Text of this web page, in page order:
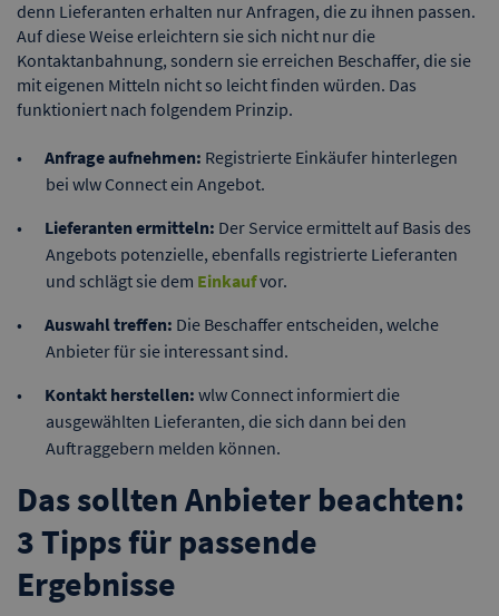
denn Lieferanten erhalten nur Anfragen, die zu ihnen passen.
Auf diese Weise erleichtern sie sich nicht nur die
Kontaktanbahnung, sondern sie erreichen Beschaffer, die sie
mit eigenen Mitteln nicht so leicht finden würden. Das
funktioniert nach folgendem Prinzip.
Anfrage aufnehmen: Registrierte Einkäufer hinterlegen
bei wlw Connect ein Angebot.
Lieferanten ermitteln: Der Service ermittelt auf Basis des
Angebots potenzielle, ebenfalls registrierte Lieferanten
und schlägt sie dem Einkaufvor.
Auswahl treffen: Die Beschaffer entscheiden, welche
Anbieter für sie interessant sind.
Kontakt herstellen: wlw Connect informiert die
ausgewählten Lieferanten, die sich dann bei den
Auftraggebern melden können.
Das sollten Anbieter beachten:
3 Tipps für passende
Ergebnisse